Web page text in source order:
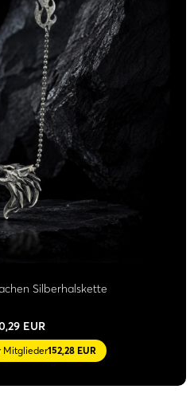
Silberhalskette
EUR
Mitglieder152,28 EUR